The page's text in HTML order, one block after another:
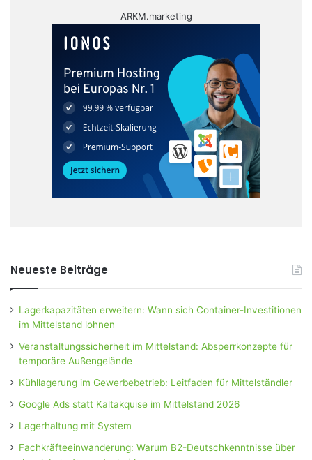
ARKM.marketing
Neueste Beiträge
Lagerkapazitäten erweitern: Wann sich Container-Investitionen
im Mittelstand lohnen
Veranstaltungssicherheit im Mittelstand: Absperrkonzepte für
temporäre Außengelände
Kühllagerung im Gewerbebetrieb: Leitfaden für Mittelständler
Google Ads statt Kaltakquise im Mittelstand 2026
Lagerhaltung mit System
Fachkräfteeinwanderung: Warum B2-Deutschkenntnisse über